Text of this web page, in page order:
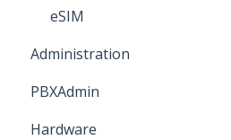
eSIM
Administration
PBXAdmin
Vigtige informationer
Hardware